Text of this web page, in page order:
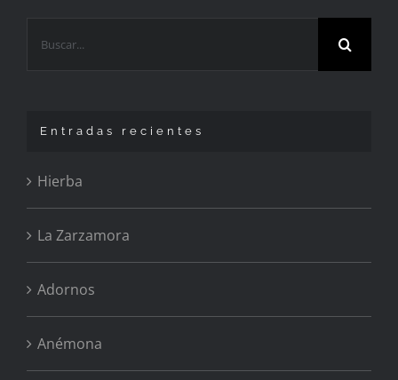
Entradas recientes
Hierba
La Zarzamora
Adornos
Anémona